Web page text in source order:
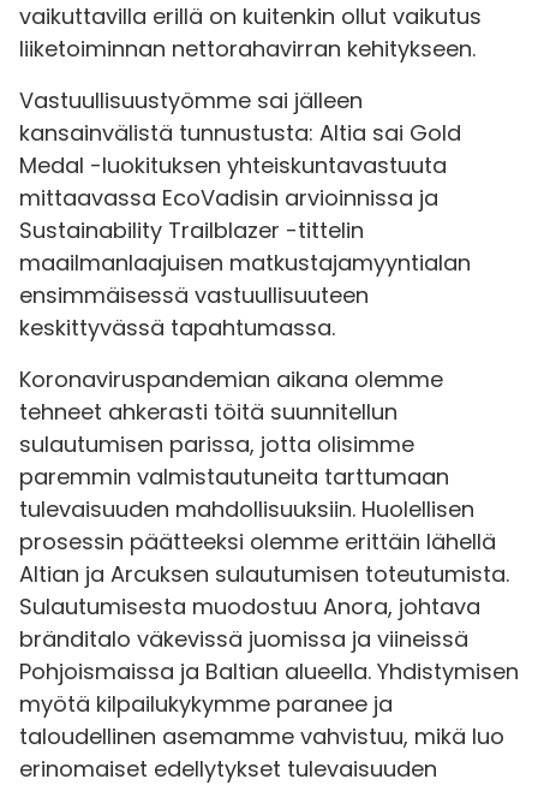
vaikuttavilla erillä on kuitenkin ollut vaikutus
liiketoiminnan nettorahavirran kehitykseen.
Vastuullisuustyömme sai jälleen
kansainvälistä tunnustusta: Altia sai Gold
Medal -luokituksen yhteiskuntavastuuta
mittaavassa EcoVadisin arvioinnissa ja
Sustainability Trailblazer -tittelin
maailmanlaajuisen matkustajamyyntialan
ensimmäisessä vastuullisuuteen
keskittyvässä tapahtumassa.
Koronaviruspandemian aikana olemme
tehneet ahkerasti töitä suunnitellun
sulautumisen parissa, jotta olisimme
paremmin valmistautuneita tarttumaan
tulevaisuuden mahdollisuuksiin. Huolellisen
prosessin päätteeksi olemme erittäin lähellä
Altian ja Arcuksen sulautumisen toteutumista.
Sulautumisesta muodostuu Anora, johtava
bränditalo väkevissä juomissa ja viineissä
Pohjoismaissa ja Baltian alueella. Yhdistymisen
myötä kilpailukykymme paranee ja
taloudellinen asemamme vahvistuu, mikä luo
erinomaiset edellytykset tulevaisuuden